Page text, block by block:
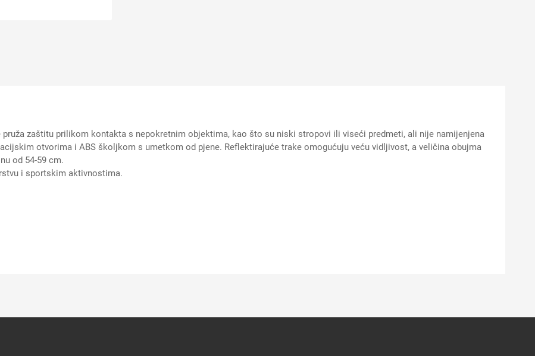
pruža zaštitu prilikom kontakta s nepokretnim objektima, kao što su niski stropovi ili viseći predmeti, ali nije namijenjena
otvorima i ABS školjkom s umetkom od pjene. Reflektirajuće trake omogućuju veću vidljivost, a veličina obujma
od 54-59 cm.
i sportskim aktivnostima.